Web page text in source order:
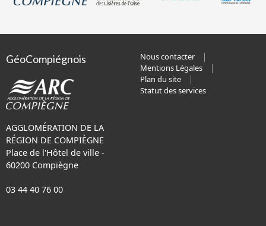
GéoCompiégnois
AGGLOMÉRATION DE LA
RÉGION DE COMPIÈGNE
Place de l'Hôtel de ville -
60200 Compiègne
03 44 40 76 00
Nous contacter
Mentions Légales
Plan du site
Statut des services